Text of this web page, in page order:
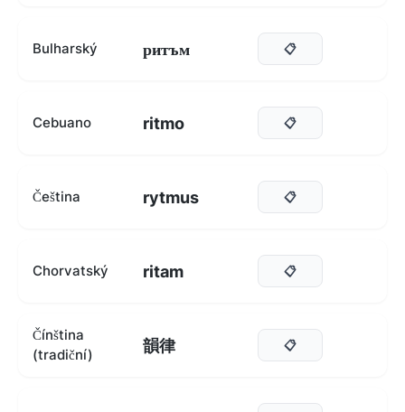
Bulharský ритъм 📋
Cebuano ritmo 📋
Čeština rytmus 📋
Chorvatský ritam 📋
Čínština
(tradiční)
韻律 📋